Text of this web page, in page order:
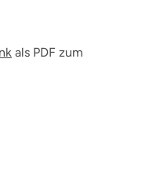
als PDF zum